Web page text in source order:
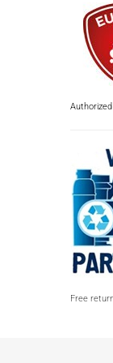
Free